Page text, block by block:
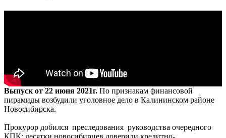
Выпуск от 22 июня 2021г. По признакам финансовой
пирамиды возбудили уголовное дело в Калининском районе
Новосибирска.
Прокурор добился преследования руководства очередного
КПК: десятки новосибирцев доверили кредитно-